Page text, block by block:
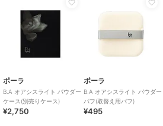
商品カテゴリ
性別タイプ
カラー -
サイズ -
ポーラ
B.A オアシスライト パウダー
ケース(別売りケース)
¥2,750
ポーラ
B.A オアシスライト パウダー
パフ(取替え用パフ)
¥495